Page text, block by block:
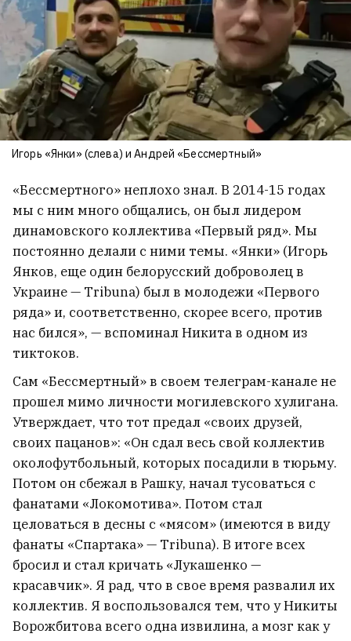
Игорь «Янки» (слева) и Андрей «Бессмертный»
«Бессмертного» неплохо знал. В 2014-15 годах
мы с ним много общались, он был лидером
динамовского коллектива «Первый ряд». Мы
постоянно делали с ними темы. «Янки» (Игорь
Янков, еще один белорусский доброволец в
Украине — Tribuna) был в молодежи «Первого
ряда» и, соответственно, скорее всего, против
нас бился», — вспоминал Никита в одном из
тиктоков.
Сам «Бессмертный» в своем телеграм-канале не
прошел мимо личности могилевского хулигана.
Утверждает, что тот предал «своих друзей,
своих пацанов»: «Он сдал весь свой коллектив
околофутбольный, которых посадили в тюрьму.
Потом он сбежал в Рашку, начал тусоваться с
фанатами «Локомотива». Потом стал
целоваться в десны с «мясом» (имеются в виду
фанаты «Спартака» — Tribuna). В итоге всех
бросил и стал кричать «Лукашенко —
красавчик». Я рад, что в свое время развалил их
коллектив. Я воспользовался тем, что у Никиты
Ворожбитова всего одна извилина, а мозг как у